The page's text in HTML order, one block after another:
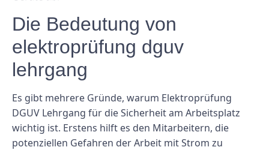
Die Bedeutung von
elektroprüfung dguv
lehrgang
Es gibt mehrere Gründe, warum Elektroprüfung
DGUV Lehrgang für die Sicherheit am Arbeitsplatz
wichtig ist. Erstens hilft es den Mitarbeitern, die
potenziellen Gefahren der Arbeit mit Strom zu